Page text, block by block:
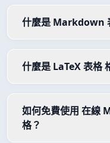
什麼是 Markdown
什麼是 LaTeX 表格
如何免費使用 在線
格？